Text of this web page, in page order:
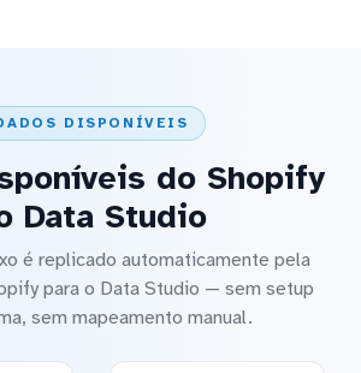
DISPONÍVEIS
do Shopify
Data Studio
é replicado automaticamente pela
para o Data Studio — sem setup
sem mapeamento manual.